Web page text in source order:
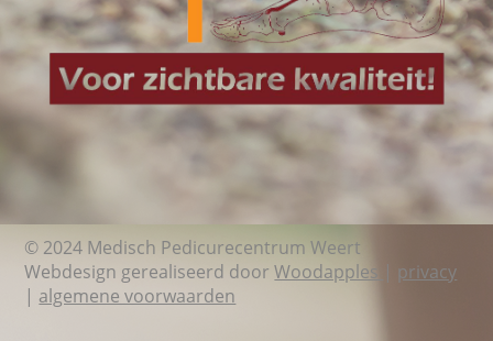
© 2024 Medisch Pedicurecentrum Weert
Webdesign gerealiseerd doorWoodapples | privacy
| algemene voorwaarden